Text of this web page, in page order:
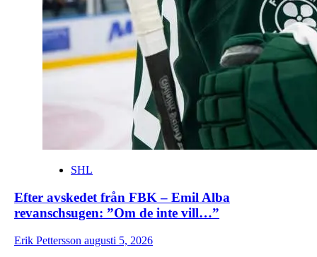
SHL
Efter avskedet från FBK – Emil Alba
revanschsugen: ”Om de inte vill…”
Erik Pettersson augusti 5, 2026